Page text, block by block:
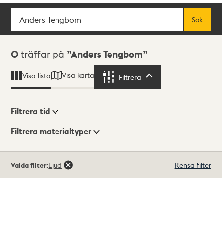
Sök
Sök
Sökresultat
0 träffar på Anders Tengbom
Visa lista Visa karta Filtrera
Visningsläge
Filtrera tid
Filtrera materialtyper
träffar
Valda filter:Ljud Rensa filter